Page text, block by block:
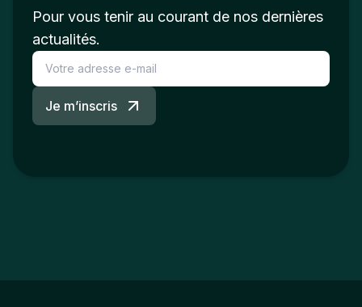
Pour vous tenir au courant de nos dernières
actualités.
Je m’inscris